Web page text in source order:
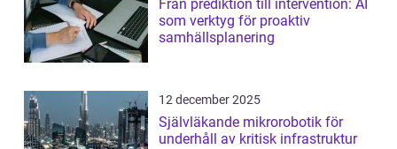
Från prediktion till intervention: AI
som verktyg för proaktiv
samhällsplanering
12 december 2025
Självläkande mikrorobotik för
underhåll av kritisk infrastruktur